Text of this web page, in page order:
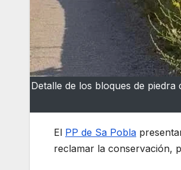
Detalle de los bloques de
El PP de Sa Pobla
reclamar la conservación,